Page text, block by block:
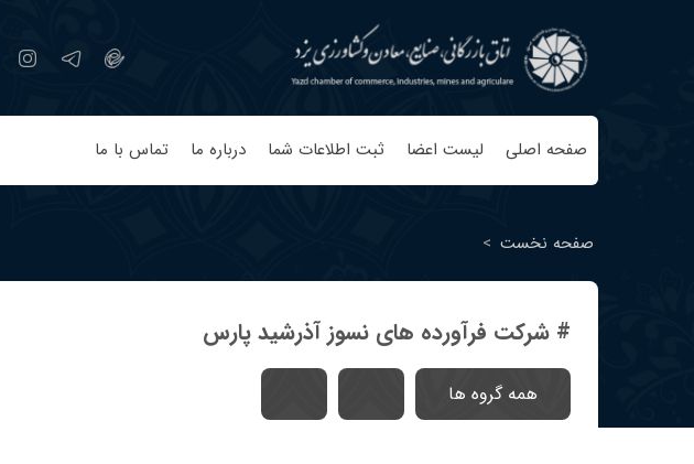
صفحه اصلی لیست اعضا ثبت اطلاعات شما درباره ما تماس با ما
صفحه نخست >
# شرکت فرآورده های نسوز آذرشید پارس
همه گروه ها